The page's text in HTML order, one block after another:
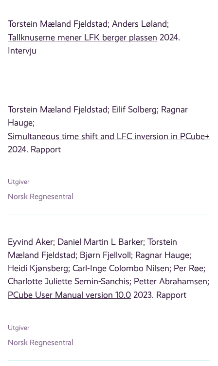
Torstein Mæland Fjeldstad; Anders Løland;
Tallknuserne mener LFK berger plassen 2024.
Intervju
Torstein Mæland Fjeldstad; Eilif Solberg; Ragnar
Hauge;
Simultaneous time shift and LFC inversion in PCube+
2024. Rapport
Utgiver
Norsk Regnesentral
Eyvind Aker; Daniel Martin L Barker; Torstein
Mæland Fjeldstad; Bjørn Fjellvoll; Ragnar Hauge;
Heidi Kjønsberg; Carl-Inge Colombo Nilsen; Per Røe;
Charlotte Juliette Semin-Sanchis; Petter Abrahamsen;
PCube User Manual version 10.0 2023. Rapport
Utgiver
Norsk Regnesentral